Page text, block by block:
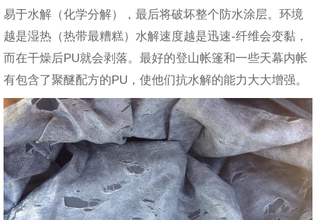
易于水解（化学分解），最后将破坏整个防水涂层。环境
越是湿热（热带最糟糕）水解速度越是迅速-纤维会变黏，
而在干燥后PU就会剥落。最好的登山帐篷和一些天幕内帐
有包含了聚醚配方的PU，使他们抗水解的能力大大增强。